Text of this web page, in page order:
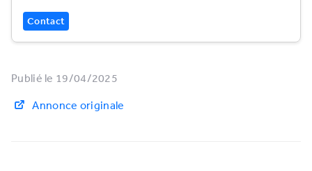
Contact
Publié le 19/04/2025
Annonce originale